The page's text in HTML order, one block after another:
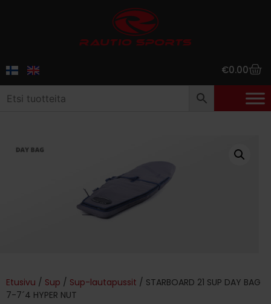
€0.00
Etusivu / Sup / Sup-lautapussit / STARBOARD 21 SUP DAY BAG
7-7´4 HYPER NUT